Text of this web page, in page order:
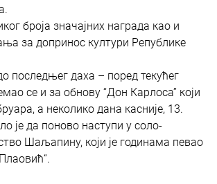
броја значајних награда као и
за допринос култури Републике
последњег даха – поред текућег
се и за обнову “Дон Карлоса” који
а неколико дана касније, 13.
је да поново наступи у соло-
Шаљапину, који је годинама певао